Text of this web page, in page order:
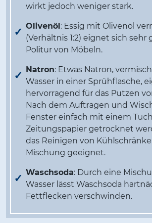
wirkt jedoch weniger stark.
Olivenöl: Essig mit Olivenöl
(Verhältnis 1:2) eignet sich sehr
Politur von Möbeln.
Natron: Etwas Natron,
Wasser in einer Sprühflasche,
hervorragend für das Putzen
Nach dem Auftragen und
Fenster einfach mit einem
Zeitungspapier getrocknet
das Reinigen von
Mischung geeignet.
Waschsoda: Durch eine
Wasser lässt Waschsoda
Fettflecken verschwinden.